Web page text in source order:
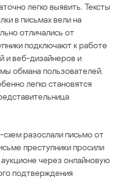
легко выявить. Тексты
в письмах вели на
отличались от
подключают к работе
и веб-дизайнеров и
обмана пользователей.
легко становятся
разослали письмо от
преступники просили
через онлайновую
подтверждения